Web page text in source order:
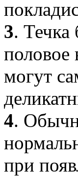
3. Течка
половое
могут
4.
при